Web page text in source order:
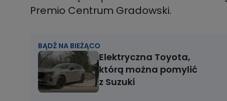
Premio Centrum Gradowski.
BĄDŹ NA BIEŻĄCO
Elektryczna Toyota,
którą można pomylić
z Suzuki